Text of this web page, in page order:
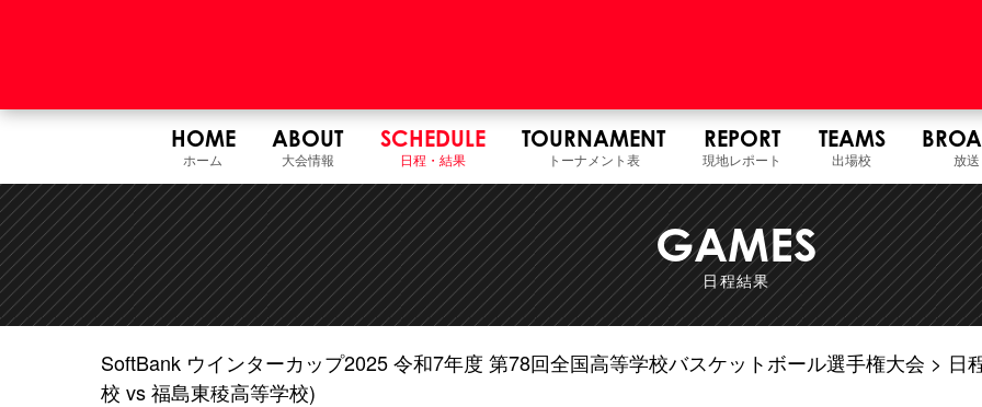
HOME
ホーム
ABOUT
大会情報
SCHEDULE
日程・結果
TOURNAMENT
トーナメント表
REPORT
現地レポート
TEAMS
出場校 放
GAMES
日程結果
SoftBank ウインターカップ2025 令和7年度 第78回全国高等学校バスケットボール選手権大会 日
校 vs 福島東稜高等学校)